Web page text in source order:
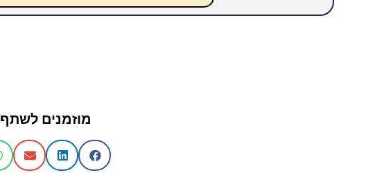
מוזמנים לשתף